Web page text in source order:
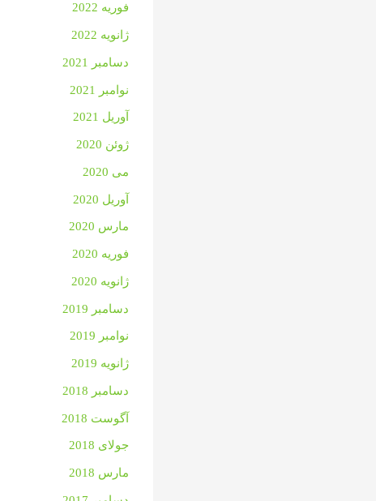
فوریه 2022
ژانویه 2022
دسامبر 2021
نوامبر 2021
آوریل 2021
ژوئن 2020
می 2020
آوریل 2020
مارس 2020
فوریه 2020
ژانویه 2020
دسامبر 2019
نوامبر 2019
ژانویه 2019
دسامبر 2018
آگوست 2018
جولای 2018
مارس 2018